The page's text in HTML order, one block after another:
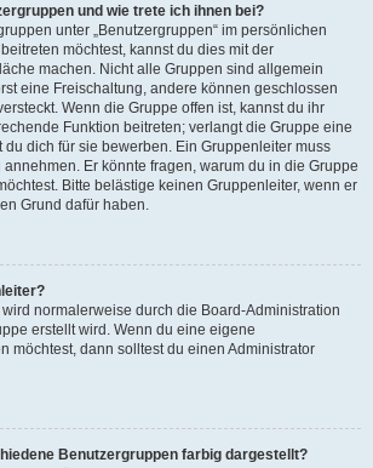
und wie trete ich ihnen bei?
unter „Benutzergruppen“ im persönlichen
möchtest, kannst du dies mit der
machen. Nicht alle Gruppen sind allgemein
eine Freischaltung, andere können geschlossen
Wenn die Gruppe offen ist, kannst du ihr
Funktion beitreten; verlangt die Gruppe eine
du dich für sie bewerben. Ein Gruppenleiter muss
Er könnte fragen, warum du in die Gruppe
Bitte belästige keinen Gruppenleiter, wenn er
Grund dafür haben.
normalerweise durch die Board-Administration
erstellt wird. Wenn du eine eigene
möchtest, dann solltest du einen Administrator
Benutzergruppen farbig dargestellt?